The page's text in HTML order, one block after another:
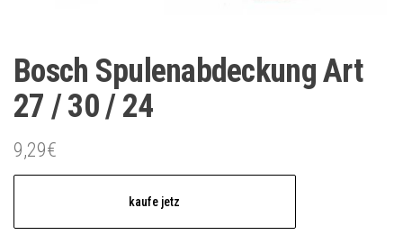
Bosch Spulenabdeckung Art
27 / 30 / 24
9,29€
kaufe jetz